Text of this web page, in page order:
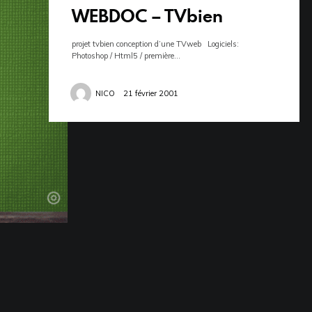
WEBDOC – TVbien
projet tvbien conception d’une TVweb Logiciels:
Photoshop / Html5 / première…
NICO 21 février 2001